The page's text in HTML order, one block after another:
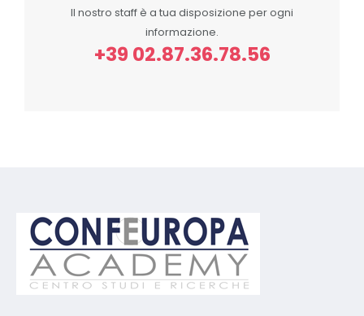
Il nostro staff è a tua disposizione per ogni
informazione.
+39 02.87.36.78.56